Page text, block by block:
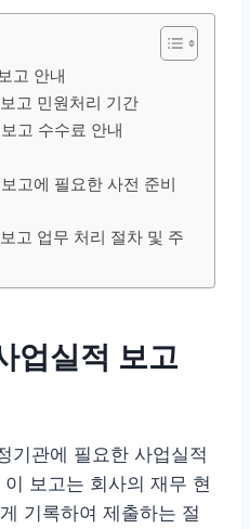
고 안내
고 민원처리 기간
고 수수료 안내
고에 필요한 사전 준비
고 업무 처리 절차 및 주
업실적 보고
기관에 필요한 사업실적
보고는 회사의 재무 현
기록하여 제출하는 절